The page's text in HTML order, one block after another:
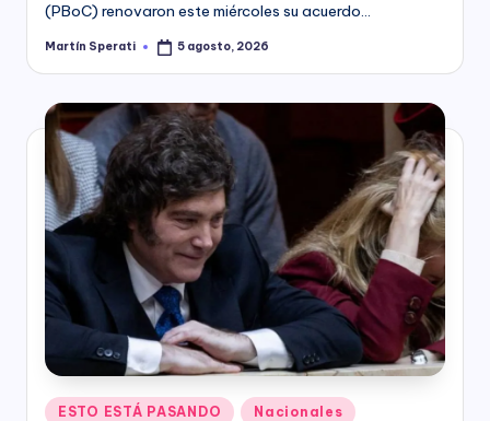
(PBoC) renovaron este miércoles su acuerdo…
Posted
Martín Sperati 5 agosto, 2026
Posted
ESTO ESTÁ PASANDO Nacionales